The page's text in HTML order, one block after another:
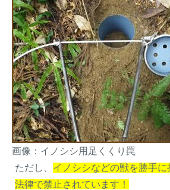
画像：イノシシ用足くくり罠
ただし、 イノシシなどの獣を勝手に
法律で禁止されています！